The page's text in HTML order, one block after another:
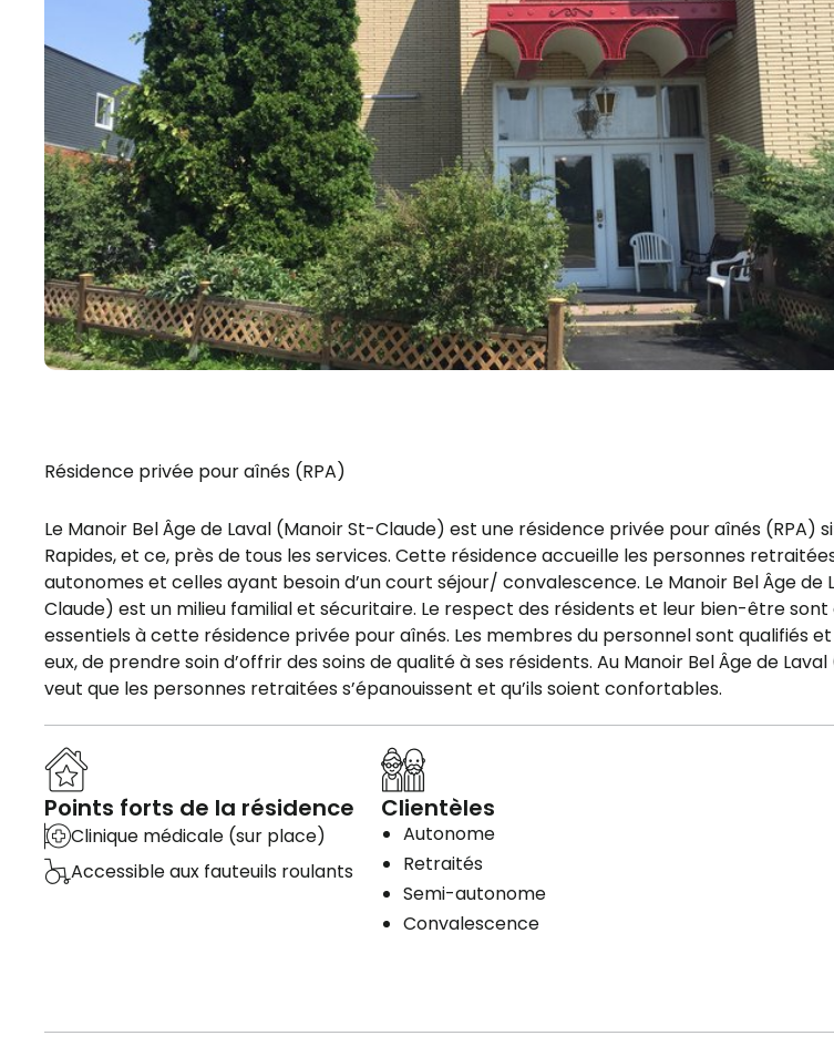
Résidence privée pour aînés (RPA)
Le Manoir Bel Âge de Laval (Manoir St-Claude) est une résidence privée pour aînés (RPA)
Rapides, et ce, près de tous les services. Cette résidence accueille les personnes
autonomes et celles ayant besoin d’un court séjour/ convalescence. Le Manoir Bel Âge de
Claude) est un milieu familial et sécuritaire. Le respect des résidents et leur bien-être
essentiels à cette résidence privée pour aînés. Les membres du personnel sont qualifiés
eux, de prendre soin d’offrir des soins de qualité à ses résidents. Au Manoir Bel Âge de
veut que les personnes retraitées s’épanouissent et qu’ils soient confortables.
Points forts de la résidence
Clinique médicale (sur place)
Accessible aux fauteuils roulants
Clientèles
Autonome
Retraités
Semi-autonome
Convalescence